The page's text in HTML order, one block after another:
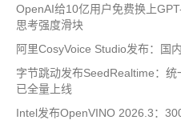
OpenAI给10亿用户免费换上
思考强度滑块
阿里CosyVoice Studio发布：国
字节跳动发布SeedRealtime：
已全量上线
Intel发布OpenVINO 2026.3：